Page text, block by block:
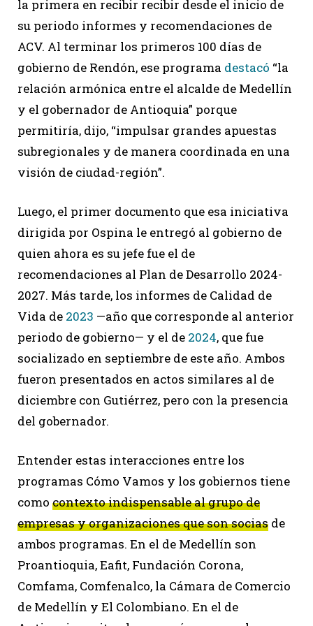
la primera en recibir recibir desde el inicio de
su periodo informes y recomendaciones de
ACV. Al terminar los primeros 100 días de
gobierno de Rendón, ese programa destacó “la
relación armónica entre el alcalde de Medellín
y el gobernador de Antioquia” porque
permitiría, dijo, “impulsar grandes apuestas
subregionales y de manera coordinada en una
visión de ciudad-región”.
Luego, el primer documento que esa iniciativa
dirigida por Ospina le entregó al gobierno de
quien ahora es su jefe fue el de
recomendaciones al Plan de Desarrollo 2024-
2027. Más tarde, los informes de Calidad de
Vida de 2023 —año que corresponde al anterior
periodo de gobierno— y el de 2024, que fue
socializado en septiembre de este año. Ambos
fueron presentados en actos similares al de
diciembre con Gutiérrez, pero con la presencia
del gobernador.
Entender estas interacciones entre los
programas Cómo Vamos y los gobiernos tiene
como contexto indispensable al grupo de
empresas y organizaciones que son socias de
ambos programas. En el de Medellín son
Proantioquia, Eafit, Fundación Corona,
Comfama, Comfenalco, la Cámara de Comercio
de Medellín y El Colombiano. En el de